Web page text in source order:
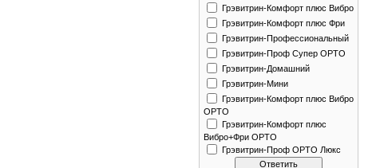
Грэвитрин-Комфорт плюс Вибро
Грэвитрин-Комфорт плюс Фри
Грэвитрин-Профессиональный
Грэвитрин-Проф Супер ОРТО
Грэвитрин-Домашний
Грэвитрин-Мини
Грэвитрин-Комфорт плюс Вибро
ОРТО
Грэвитрин-Комфорт плюс
Вибро+Фри ОРТО
Грэвитрин-Проф ОРТО Люкс